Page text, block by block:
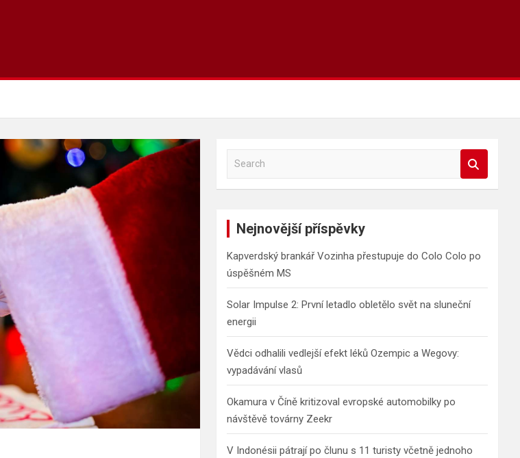
a
Nejnovější příspěvky
Kapverdský brankář Vozinha přestupuje do Colo Colo po
úspěšném MS
Solar Impulse 2: První letadlo obletělo svět na sluneční
energii
Vědci odhalili vedlejší efekt léků Ozempic a Wegovy:
vypadávání vlasů
Okamura v Číně kritizoval evropské automobilky po
návštěvě továrny Zeekr
V Indonésii pátrají po člunu s 11 turisty včetně jednoho